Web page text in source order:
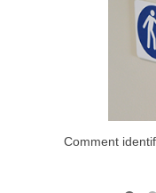
Comment